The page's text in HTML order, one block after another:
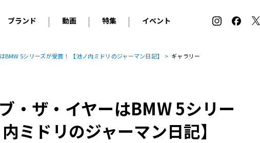
ブランド
輸入車 アウディ BMW
アルピナ
プジョー
ルノー
アバルト
ランボルギーニ
マセラティ
アストン・マーティン
動画
オリジナル動画
特集
2026 サマータイヤ＆ホイール バイヤーズガイド
ホイールカタログ
タイヤ特集
イベント
ル・ボラン カーズ・ミート2026横浜
EV:LIFE KOBE 2025
ル・ボラン カーズ・ミート2025横浜
BMW 5シリーズが受賞！ 【池ノ内ミドリのジャーマン日記】 ギャラリー
・ザ・イヤーはBMW 5シリー
ミドリのジャーマン日記】